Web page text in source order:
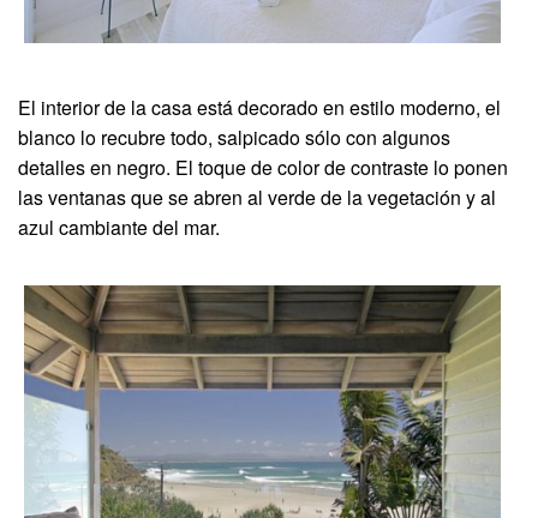
El interior de la casa está decorado en estilo moderno, el
blanco lo recubre todo, salpicado sólo con algunos
detalles en negro. El toque de color de contraste lo ponen
las ventanas que se abren al verde de la vegetación y al
azul cambiante del mar.